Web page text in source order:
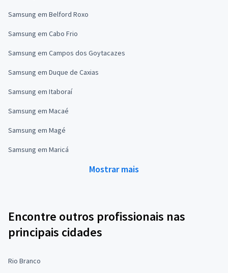
Samsung em Belford Roxo
Samsung em Cabo Frio
Samsung em Campos dos Goytacazes
Samsung em Duque de Caxias
Samsung em Itaboraí
Samsung em Macaé
Samsung em Magé
Samsung em Maricá
Mostrar mais
Encontre outros profissionais nas
principais cidades
Rio Branco